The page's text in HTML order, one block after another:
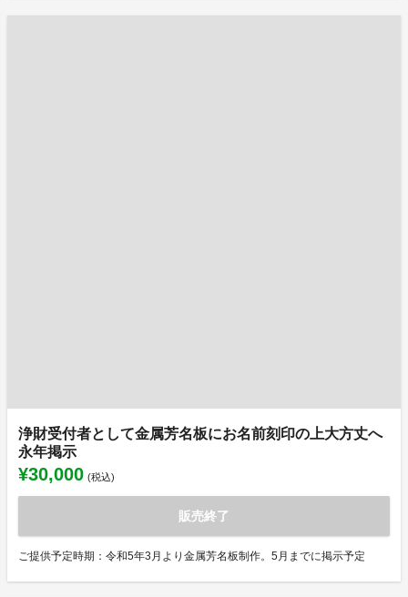
浄財受付者として金属芳名板にお名前刻印の上大方丈へ
永年掲示
¥30,000 (税込)
販売終了
ご提供予定時期：令和5年3月より金属芳名板制作。5月までに掲示予定